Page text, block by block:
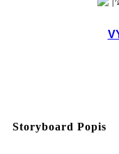
Storyboard Popis